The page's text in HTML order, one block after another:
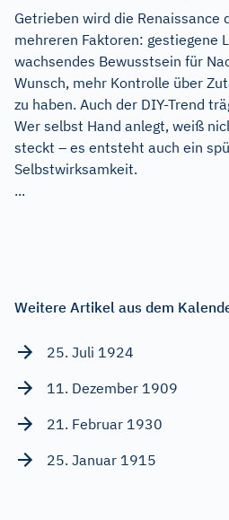
Getrieben wird die Renaissance
mehreren Faktoren: gestiegene
wachsendes Bewusstsein für
Wunsch, mehr Kontrolle über
zu haben. Auch der DIY-Trend
Wer selbst Hand anlegt, weiß
steckt – es entsteht auch ein
Selbstwirksamkeit.
...
Weitere Artikel aus dem
25. Juli 1924
11. Dezember 1909
21. Februar 1930
25. Januar 1915